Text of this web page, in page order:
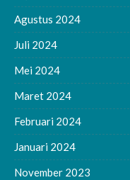
Agustus 2024
Juli 2024
Mei 2024
Maret 2024
Februari 2024
Januari 2024
November 2023